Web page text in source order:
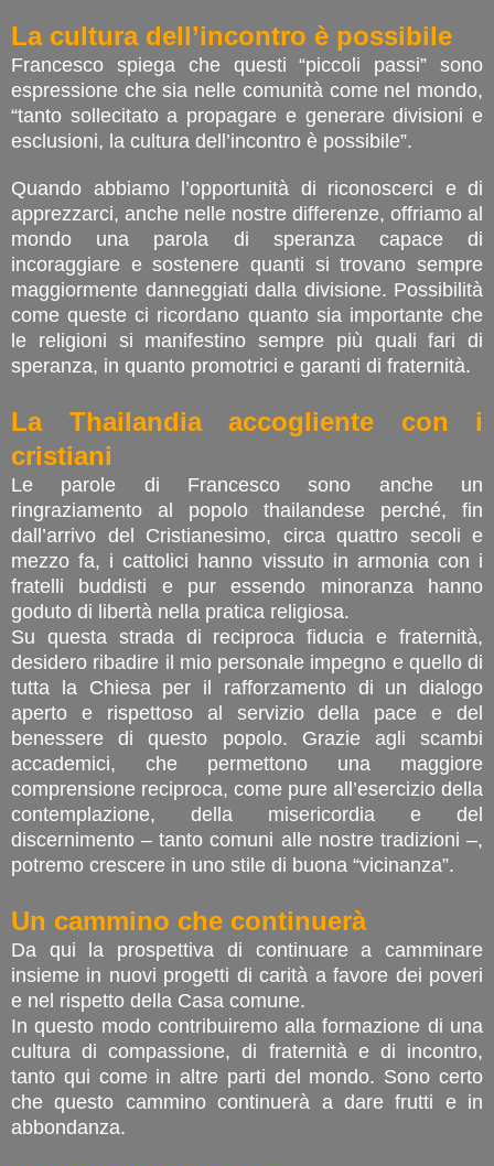
La cultura dell’incontro è possibile
Francesco spiega che questi “piccoli passi” sono
espressione che sia nelle comunità come nel mondo,
“tanto sollecitato a propagare e generare divisioni e
esclusioni, la cultura dell’incontro è possibile”.
Quando abbiamo l’opportunità di riconoscerci e di
apprezzarci, anche nelle nostre differenze, offriamo al
mondo una parola di speranza capace di
incoraggiare e sostenere quanti si trovano sempre
maggiormente danneggiati dalla divisione. Possibilità
come queste ci ricordano quanto sia importante che
le religioni si manifestino sempre più quali fari di
speranza, in quanto promotrici e garanti di fraternità.
La Thailandia accogliente con i
cristiani
Le parole di Francesco sono anche un
ringraziamento al popolo thailandese perché, fin
dall’arrivo del Cristianesimo, circa quattro secoli e
mezzo fa, i cattolici hanno vissuto in armonia con i
fratelli buddisti e pur essendo minoranza hanno
goduto di libertà nella pratica religiosa.
Su questa strada di reciproca fiducia e fraternità,
desidero ribadire il mio personale impegno e quello di
tutta la Chiesa per il rafforzamento di un dialogo
aperto e rispettoso al servizio della pace e del
benessere di questo popolo. Grazie agli scambi
accademici, che permettono una maggiore
comprensione reciproca, come pure all’esercizio della
contemplazione, della misericordia e del
discernimento – tanto comuni alle nostre tradizioni –,
potremo crescere in uno stile di buona “vicinanza”.
Un cammino che continuerà
Da qui la prospettiva di continuare a camminare
insieme in nuovi progetti di carità a favore dei poveri
e nel rispetto della Casa comune.
In questo modo contribuiremo alla formazione di una
cultura di compassione, di fraternità e di incontro,
tanto qui come in altre parti del mondo. Sono certo
che questo cammino continuerà a dare frutti e in
abbondanza.